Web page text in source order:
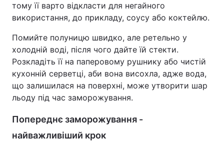
тому її варто відкласти для негайного
використання, до прикладу, соусу або коктейлю.
Помийте полуницю швидко, але ретельно у
холодній воді, після чого дайте їй стекти.
Розкладіть її на паперовому рушнику або чистій
кухонній серветці, аби вона висохла, адже вода,
що залишилася на поверхні, може утворити шар
льоду під час заморожування.
Попереднє заморожування -
найважливіший крок